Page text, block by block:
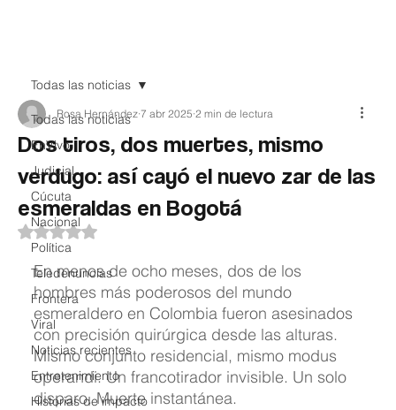
Todas las noticias
EnVivo
Judicial
Cúcuta
Nacional
Política
Teledenuncias
Frontera
Viral
Noticias recientes
Entretenimiento
Historias de impacto
Todas las noticias
Dos tiros, dos muertes, mismo
verdugo: así cayó el nuevo zar de las
esmeraldas en Bogotá
Rosa Hernández 7 abr 2025 2 min de lectura
Obtuvo NaN de 5 estrellas.
En menos de ocho meses, dos de los
hombres más poderosos del mundo
esmeraldero en Colombia fueron asesinados
con precisión quirúrgica desde las alturas.
Mismo conjunto residencial, mismo modus
operandi. Un francotirador invisible. Un solo
disparo. Muerte instantánea.